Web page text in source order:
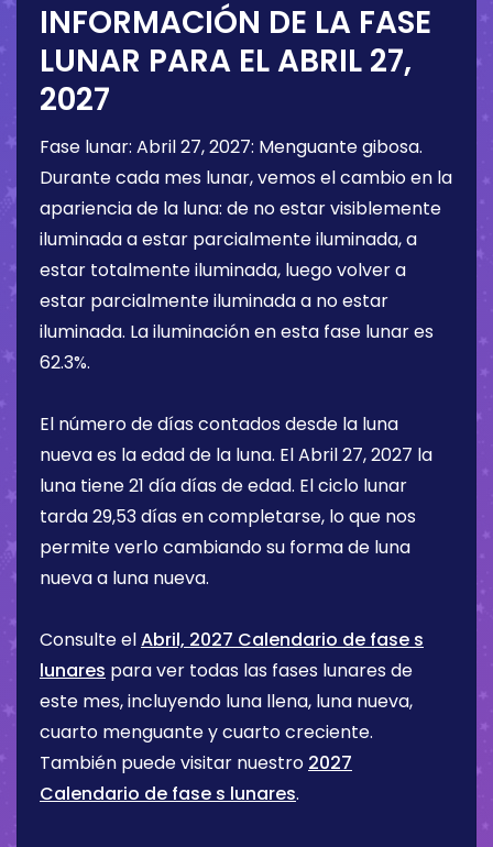
INFORMACIÓN DE LA FASE
LUNAR PARA EL ABRIL 27,
2027
Fase lunar: Abril 27, 2027: Menguante gibosa.
Durante cada mes lunar, vemos el cambio en la
apariencia de la luna: de no estar visiblemente
iluminada a estar parcialmente iluminada, a
estar totalmente iluminada, luego volver a
estar parcialmente iluminada a no estar
iluminada. La iluminación en esta fase lunar es
62.3%.
El número de días contados desde la luna
nueva es la edad de la luna. ElAbril 27, 2027 la
luna tiene21 díadías de edad. El ciclo lunar
tarda 29,53 días en completarse, lo que nos
permite verlo cambiando su forma de luna
nueva a luna nueva.
Consulte elAbril, 2027 Calendario de fase s
lunares para ver todas las fases lunares de
este mes, incluyendo luna llena, luna nueva,
cuarto menguante y cuarto creciente.
También puede visitar nuestro 2027
Calendario de fase s lunares.